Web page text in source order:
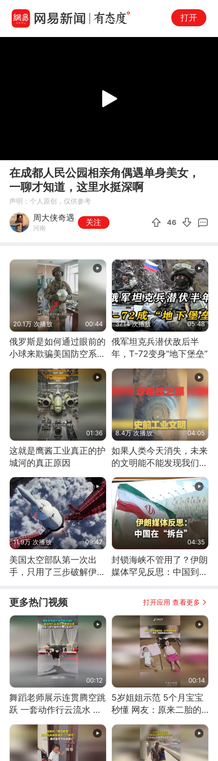
打开
Play
在成都人民公园相亲角偶遇单身美女，
一聊才知道，这里水挺深啊
声明：个人原创，仅供参考
周大侠奇遇
河南
关注 46
20.1万 次播放 00:44
俄罗斯是如何通过眼前的
小球来欺骗美国防空系统
3714 次播放 05:48
俄军坦克兵潜伏敌后半
年，T-72变身“地下堡垒”
01:36
这就是鹰酱工业真正的护
城河的真正原因
8.4万 次播放 04:05
如果人类今天消失，未来
的文明能不能发现我们存
在过？
11.9万 次播放 09:47
美国太空部队第一次出
手，只用了三步破解伊朗
04:35
封锁海峡不管用了？伊朗
媒体罕见反思：中国到底
更多热门视频 打开应用 查看更多
00:12
舞蹈老师展示连贯腾空跳
跃 一套动作行云流水 节
到又舞又武的？
00:14
5岁姐姐示范 5个月宝宝
秒懂 网友：原来二胎的